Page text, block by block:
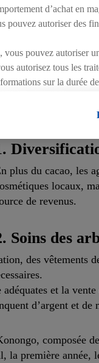
la
sur le terrain.
?
Nous collaborons
plus du cacao, les
locaux,
de revenus.
Soins des
des vêtements
et la
d’argent et de
composée
première
d’achat en
pouvez autoriser des
pouvez autoriser
autorisez tous les
sur la durée